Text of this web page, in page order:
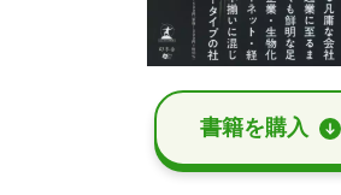
書籍を購⼊